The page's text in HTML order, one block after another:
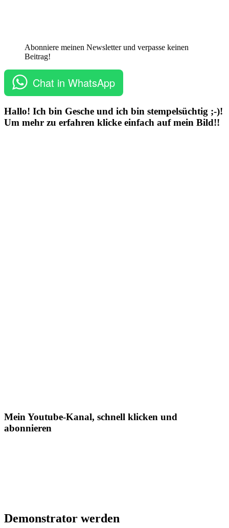
Abonniere meinen Newsletter und verpasse keinen
Beitrag!
Chat in WhatsApp
Hallo! Ich bin Gesche und ich bin stempelsüchtig ;-)!
Um mehr zu erfahren klicke einfach auf mein Bild!!
Mein Youtube-Kanal, schnell klicken und
abonnieren
Demonstrator werden